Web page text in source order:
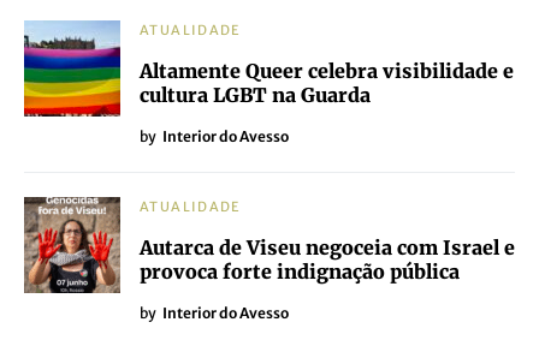
ATUALIDADE
Altamente Queer celebra visibilidade e
cultura LGBT na Guarda
by Interior do Avesso
ATUALIDADE
Autarca de Viseu negoceia com Israel e
provoca forte indignação pública
by Interior do Avesso